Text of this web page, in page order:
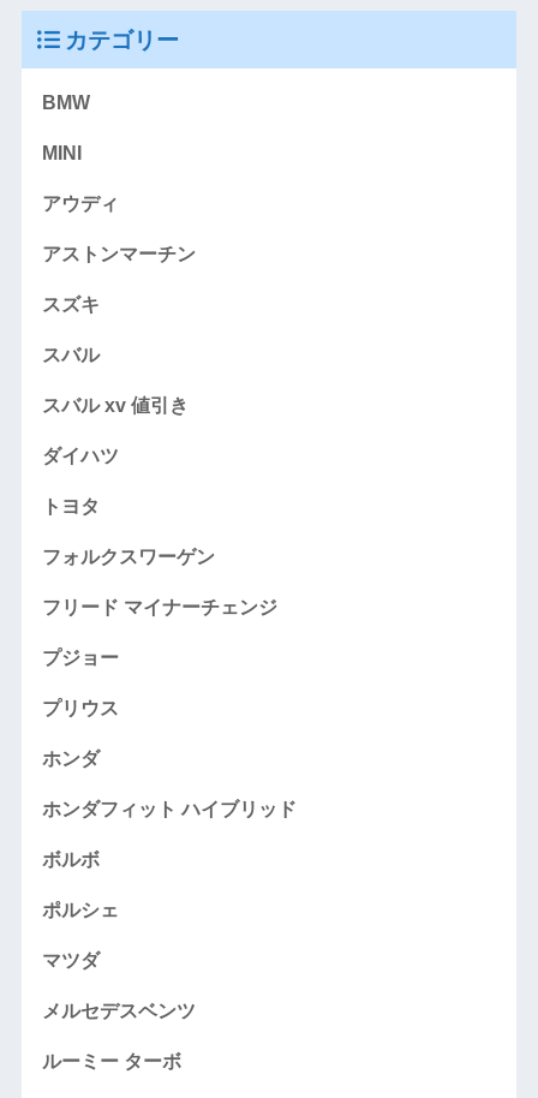
カテゴリー
BMW
MINI
アウディ
アストンマーチン
スズキ
スバル
スバル xv 値引き
ダイハツ
トヨタ
フォルクスワーゲン
フリード マイナーチェンジ
プジョー
プリウス
ホンダ
ホンダフィット ハイブリッド
ボルボ
ポルシェ
マツダ
メルセデスベンツ
ルーミー ターボ